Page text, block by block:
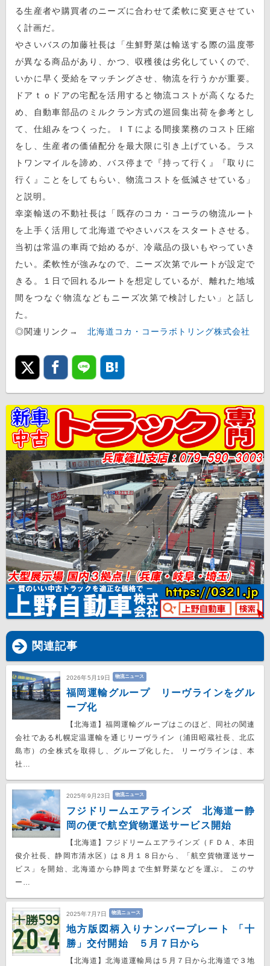
る生産者や購買者のニーズに合わせて柔軟に変更させてい
く計画だ。
やさいバスの加藤社長は「生鮮野菜は輸送する際の温度帯
が異なる商品があり、かつ、収穫後は劣化していくので、
いかに早く受給をマッチングさせ、物流を行うかが重要。
ドアｔｏドアの宅配を活用すると物流コストが高くなるた
め、自動車部品のミルクラン方式の巡回集出荷を参考とし
て、仕組みをつくった。ＩＴによる間接業務のコスト圧縮
をし、生産者の価値配分を最大限に引き上げている。ラス
トワンマイルを諦め、バス停まで『持って行く』『取りに
行く』ことをしてもらい、物流コストを低減させている」
と説明。
幸楽輸送の不動社長は「既存のコカ・コーラの物流ルート
を上手く活用して北海道でやさいバスをスタートさせる。
当初は常温の車両で始めるが、冷蔵品の扱いもやっていき
たい。柔軟性が強みなので、ニーズ次第でルートが設定で
きる。１日で回れるルートを想定しているが、離れた地域
間をつなぐ物流などもニーズ次第で検討したい」と話し
た。
◎関連リンク→ 北海道コカ・コーラボトリング株式会社
関連記事
2026年5月19日 物流ニュース
福岡運輸グループ リーヴラインをグル
ープ化
【北海道】福岡運輸グループはこのほど、同社の関連
会社である札幌定温運輸を通じリーヴライン（浦田昭蔵社長、北広
島市）の全株式を取得し、グループ化した。 リーヴラインは、本
社…
2025年9月23日 物流ニュース
フジドリームエアラインズ 北海道ー静
岡の便で航空貨物運送サービス開始
【北海道】フジドリームエアラインズ（ＦＤＡ、本田
俊介社長、静岡市清水区）は８月１８日から、「航空貨物運送サー
ビス」を開始、北海道から静岡まで生鮮野菜などを運ぶ。 このサ
ー…
2025年7月7日 物流ニュース
地方版図柄入りナンバープレート 「十
勝」交付開始 ５月７日から
【北海道】北海道運輸局は５月７日から北海道で３地